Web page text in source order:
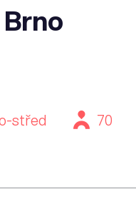
střed 70